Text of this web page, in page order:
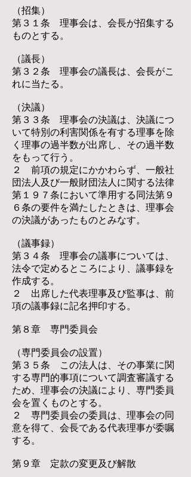
（招集）
第３１条 理事会は、会長が招集する
ものとする。
（議長）
第３２条 理事会の議長は、会長がこ
れに当たる。
（決議）
第３３条 理事会の決議は、決議につ
いて特別の利害関係を有する理事を除
く理事の過半数が出席し、その過半数
をもって行う。
２ 前項の規定にかかわらず、一般社
団法人及び一般財団法人に関する法律
第１９７条において準用する同法第９
６条の要件を満たしたときは、理事会
の決議があったものとみなす。
（議事録）
第３４条 理事会の議事については、
法令で定めるところにより、議事録を
作成する。
２ 出席した代表理事及び監事は、前
項の議事録に記名押印する。
第８章 専門委員会
（専門委員会の設置）
第３５条 この法人は、その事業に関
する専門的事項について調査審議する
ため、理事会の決議により、専門委員
会を置くものとする。
２ 専門委員会の委員は、理事会の同
意を得て、会長である代表理事が委嘱
する。
第９章 定款の変更及び解散